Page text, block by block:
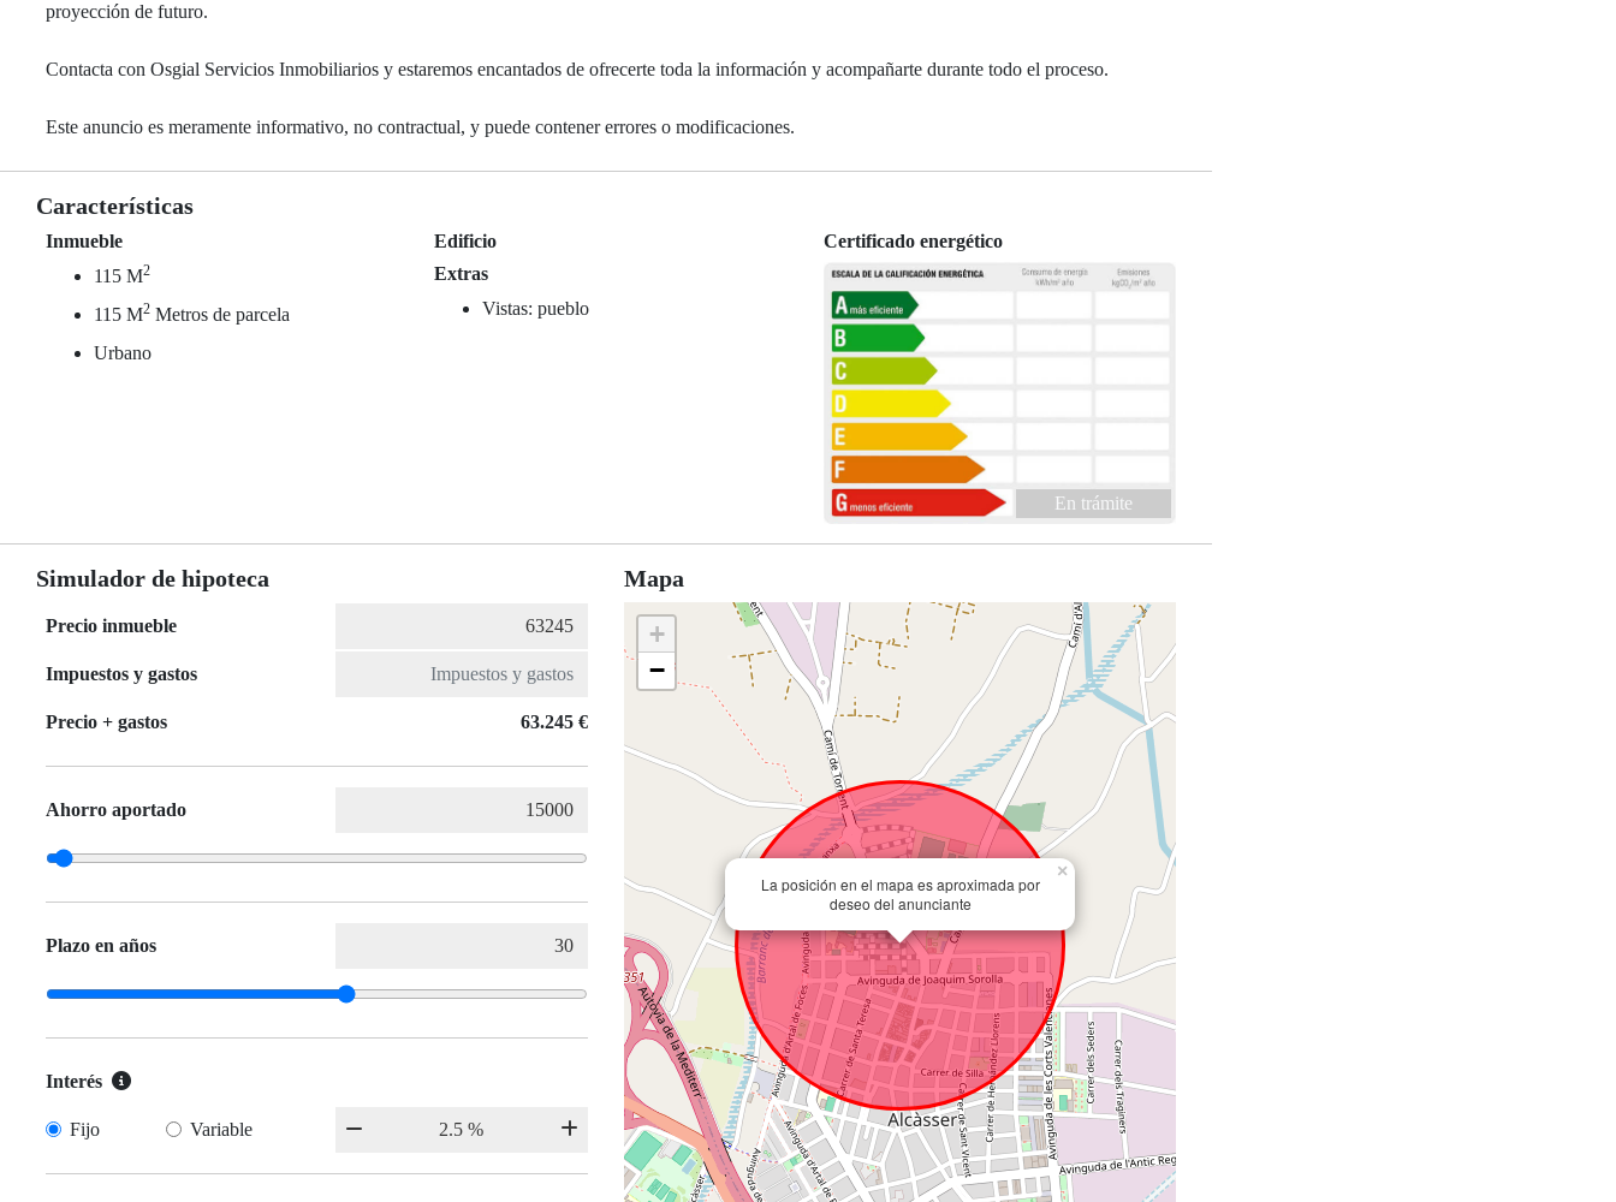
proyección de futuro.
Contacta con Osgial Servicios Inmobiliarios y estaremos encantados de ofrecerte toda la información y acompañarte durante todo el proceso.
Este anuncio es meramente informativo, no contractual, y puede contener errores o modificaciones.
Características
Inmueble
115 M2
115 M2 Metros de parcela
Urbano
Edificio
Extras
Vistas: pueblo
Certificado energético
En trámite
Simulador de hipoteca
Precio inmueble
Impuestos y gastos
Precio + gastos 63.245 €
Ahorro aportado
Plazo en años
Interés
Fijo Variable
Mapa
La posición en el mapa es aproximada por
deseo del anunciante
×
+
−